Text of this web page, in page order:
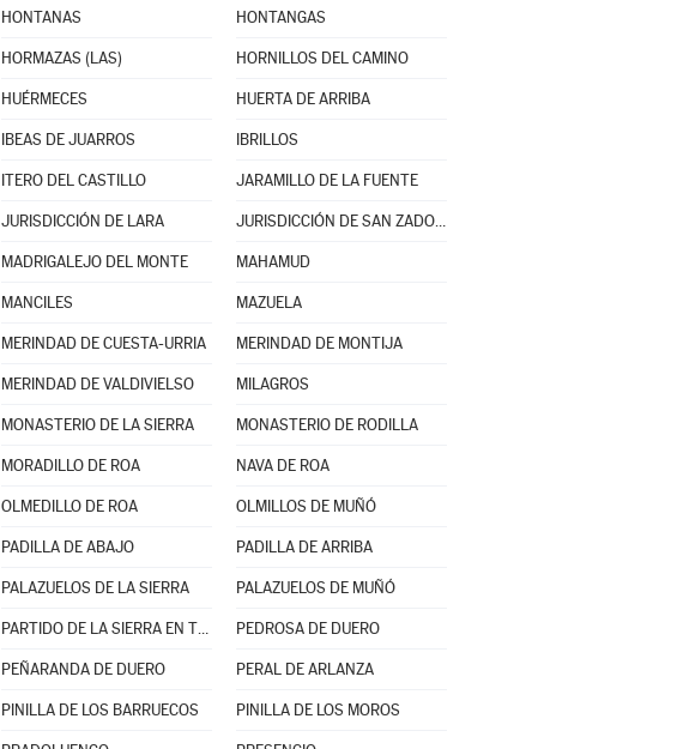
HONTANAS HONTANGAS
HORMAZAS (LAS) HORNILLOS DEL CAMINO
HUÉRMECES HUERTA DE ARRIBA
IBEAS DE JUARROS IBRILLOS
ITERO DEL CASTILLO JARAMILLO DE LA FUENTE
JURISDICCIÓN DE LARA JURISDICCIÓN DE SAN ZADORNIL
MADRIGALEJO DEL MONTE MAHAMUD
MANCILES MAZUELA
MERINDAD DE CUESTA-URRIA MERINDAD DE MONTIJA
MERINDAD DE VALDIVIELSO MILAGROS
MONASTERIO DE LA SIERRA MONASTERIO DE RODILLA
MORADILLO DE ROA NAVA DE ROA
OLMEDILLO DE ROA OLMILLOS DE MUÑÓ
PADILLA DE ABAJO PADILLA DE ARRIBA
PALAZUELOS DE LA SIERRA PALAZUELOS DE MUÑÓ
PARTIDO DE LA SIERRA EN TOBALINA PEDROSA DE DUERO
PEÑARANDA DE DUERO PERAL DE ARLANZA
PINILLA DE LOS BARRUECOS PINILLA DE LOS MOROS